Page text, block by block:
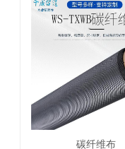
碳纤维布